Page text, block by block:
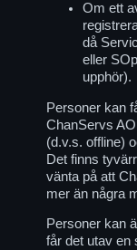
Om ett
då
eller
upphör).
Personer kan
ChanServs
(d.v.s. offline)
Det finns
vänta på att
mer än några
Personer kan
får det utav en